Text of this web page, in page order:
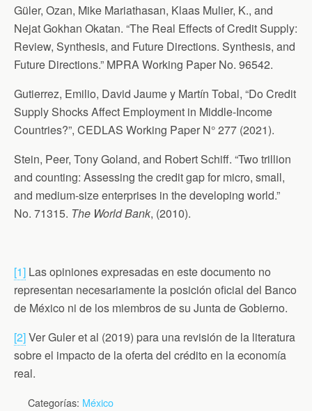
Güler, Ozan, Mike Mariathasan, Klaas Mulier, K., and
Nejat Gokhan Okatan. “The Real Effects of Credit Supply:
Review, Synthesis, and Future Directions. Synthesis, and
Future Directions.” MPRA Working Paper No. 96542.
Gutierrez, Emilio, David Jaume y Martín Tobal, “Do Credit
Supply Shocks Affect Employment in Middle-Income
Countries?”, CEDLAS Working Paper N° 277 (2021).
Stein, Peer, Tony Goland, and Robert Schiff. “Two trillion
and counting: Assessing the credit gap for micro, small,
and medium-size enterprises in the developing world.”
No. 71315. The World Bank, (2010).
[1] Las opiniones expresadas en este documento no
representan necesariamente la posición oficial del Banco
de México ni de los miembros de su Junta de Gobierno.
[2]Ver Guler et al (2019) para una revisión de la literatura
sobre el impacto de la oferta del crédito en la economía
real.
Categorías: México